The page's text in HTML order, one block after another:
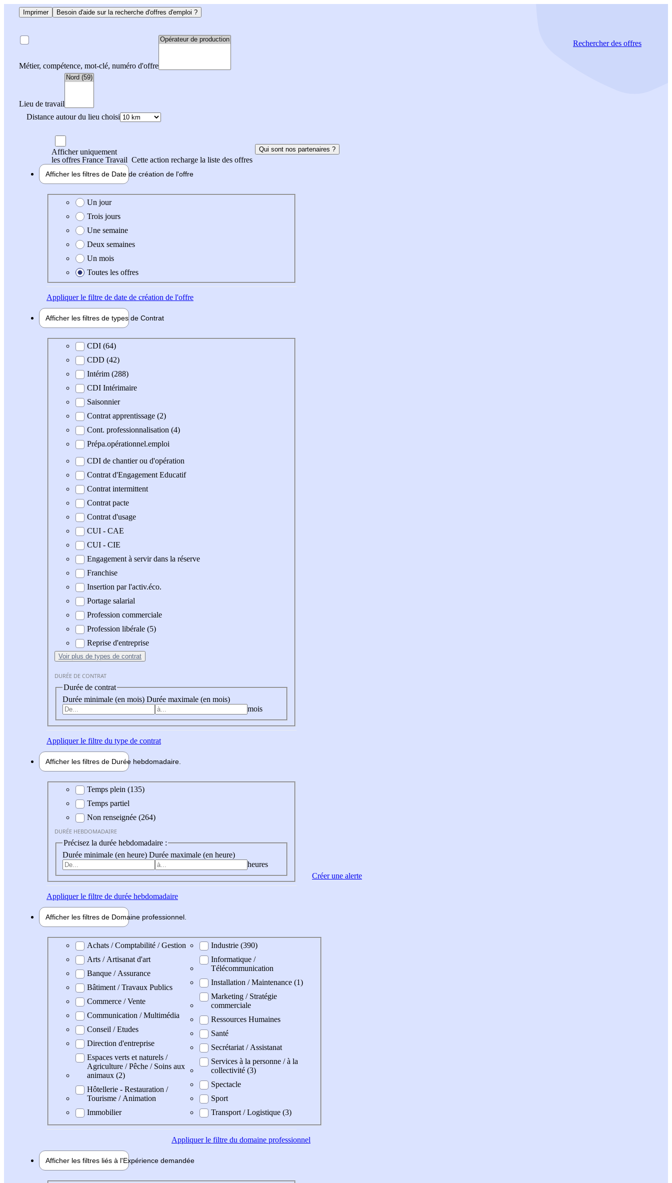
Imprimer Besoin d'aide sur la recherche d'offres d'emploi ?
Métier, compétence, mot-clé, numéro d'offre
Lieu de travail
Distance autour du lieu choisi
Rechercherdes offres
Afficher uniquement
les offres France Travail Cette action recharge la liste des offres
Qui sont nos partenaires ?
Afficher les filtres de Date de création de l'offre
Date de création de l'offre
Un jour
Trois jours
Une semaine
Deux semaines
Un mois
Toutes les offres
Appliquerle filtre de date de création de l'offre
Afficher les filtres de types de Contrat
Type de contratCDI (64)
CDD (42)
Intérim (288)
CDI Intérimaire
Saisonnier
Contrat apprentissage (2)
Cont. professionnalisation (4)
Prépa.opérationnel.emploi
CDI de chantier ou d'opération
Contrat d'Engagement Educatif
Contrat intermittent
Contrat pacte
Contrat d'usage
CUI - CAE
CUI - CIE
Engagement à servir dans la réserve
Franchise
Insertion par l'activ.éco.
Portage salarial
Profession commerciale
Profession libérale (5)
Reprise d'entreprise
Voir plus de types de contrat
DURÉE DE CONTRAT
Durée de contrat
Durée minimale (en mois) Durée maximale (en mois)
mois
Appliquerle filtre du type de contrat
Afficher les filtres de Durée hebdomadaire
Durée hebdomadaire
Temps plein (135)
Temps partiel
Non renseignée (264)
DURÉE HEBDOMADAIRE
Précisez la durée hebdomadaire :
Durée minimale (en heure) Durée maximale (en heure)
heures
Appliquerle filtre de durée hebdomadaire
Afficher les filtres de Domaine professionnel
Domaine professionel
Achats / Comptabilité / Gestion
Arts / Artisanat d'art
Banque / Assurance
Bâtiment / Travaux Publics
Commerce / Vente
Communication / Multimédia
Conseil / Etudes
Direction d'entreprise
Espaces verts et naturels /
Agriculture / Pêche / Soins aux
animaux (2)
Hôtellerie - Restauration /
Tourisme / Animation
Immobilier
Industrie (390)
Informatique /
Télécommunication
Installation / Maintenance (1)
Marketing / Stratégie
commerciale
Ressources Humaines
Santé
Secrétariat / Assistanat
Services à la personne / à la
collectivité (3)
Spectacle
Sport
Transport / Logistique (3)
Appliquerle filtre du domaine professionnel
Afficher les filtres liés à l'Expérience demandée
Créer une alerte